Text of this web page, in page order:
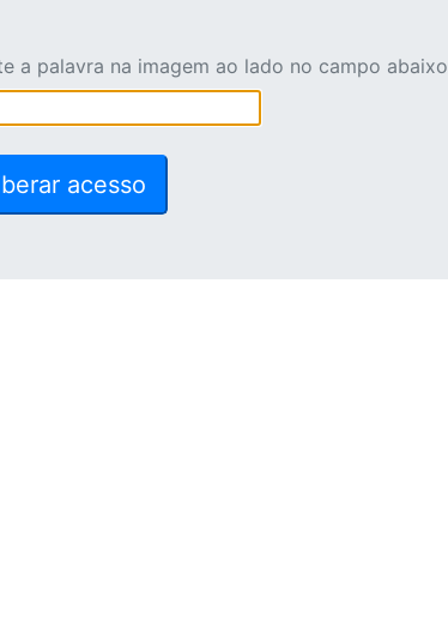
a palavra na imagem ao lado no campo abaixo